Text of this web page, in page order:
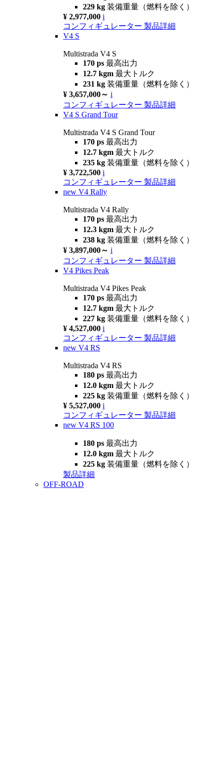
229 kg 装備重量（燃料を除く）
¥ 2,977,000 i
コンフィギュレーター 製品詳細
V4 S
Multistrada V4 S
170 ps 最高出力
12.7 kgm 最大トルク
231 kg 装備重量（燃料を除く）
¥ 3,657,000～ i
コンフィギュレーター 製品詳細
V4 S Grand Tour
Multistrada V4 S Grand Tour
170 ps 最高出力
12.7 kgm 最大トルク
235 kg 装備重量（燃料を除く）
¥ 3,722,500 i
コンフィギュレーター 製品詳細
new V4 Rally
Multistrada V4 Rally
170 ps 最高出力
12.3 kgm 最大トルク
238 kg 装備重量（燃料を除く）
¥ 3,897,000～ i
コンフィギュレーター 製品詳細
V4 Pikes Peak
Multistrada V4 Pikes Peak
170 ps 最高出力
12.7 kgm 最大トルク
227 kg 装備重量（燃料を除く）
¥ 4,527,000 i
コンフィギュレーター 製品詳細
new V4 RS
Multistrada V4 RS
180 ps 最高出力
12.0 kgm 最大トルク
225 kg 装備重量（燃料を除く）
¥ 5,527,000 i
コンフィギュレーター 製品詳細
new V4 RS 100
180 ps 最高出力
12.0 kgm 最大トルク
225 kg 装備重量（燃料を除く）
製品詳細
OFF-ROAD